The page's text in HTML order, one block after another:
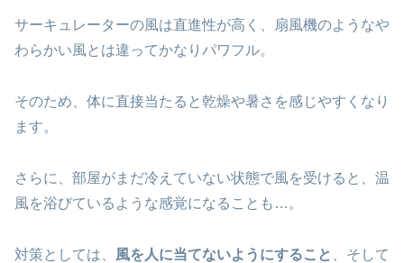
サーキュレーターの風は直進性が高く、扇風機のようなや
わらかい風とは違ってかなりパワフル。
そのため、体に直接当たると乾燥や暑さを感じやすくなり
ます。
さらに、部屋がまだ冷えていない状態で風を受けると、温
風を浴びているような感覚になることも…。
対策としては、 風を人に当てないようにすること
、そして